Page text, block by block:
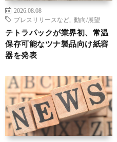
2026.08.08
プレスリリースなど
動向/展望
テトラパックが業界初、常温
保存可能なツナ製品向け紙容
器を発表